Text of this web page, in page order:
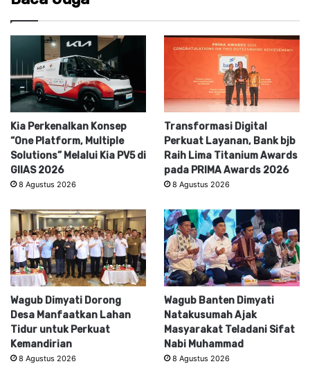
Kia Perkenalkan Konsep
“One Platform, Multiple
Solutions” Melalui Kia PV5 di
GIIAS 2026
8 Agustus 2026
Transformasi Digital
Perkuat Layanan, Bank bjb
Raih Lima Titanium Awards
pada PRIMA Awards 2026
8 Agustus 2026
Wagub Dimyati Dorong
Desa Manfaatkan Lahan
Tidur untuk Perkuat
Kemandirian
8 Agustus 2026
Wagub Banten Dimyati
Natakusumah Ajak
Masyarakat Teladani Sifat
Nabi Muhammad
8 Agustus 2026